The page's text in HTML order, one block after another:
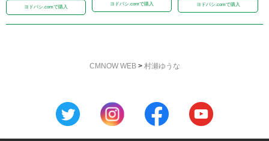
ヨドバシ.comで購入
ヨドバシ.comで購入 ヨドバシ.comで購入
CMNOW WEB> 村瀬ゆうな